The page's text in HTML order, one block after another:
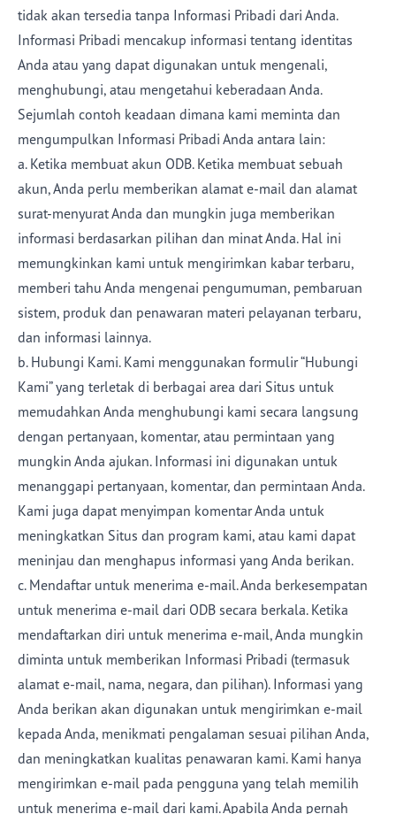
tidak akan tersedia tanpa Informasi Pribadi dari Anda.
Informasi Pribadi mencakup informasi tentang identitas
Anda atau yang dapat digunakan untuk mengenali,
menghubungi, atau mengetahui keberadaan Anda.
Sejumlah contoh keadaan dimana kami meminta dan
mengumpulkan Informasi Pribadi Anda antara lain:
a. Ketika membuat akun ODB. Ketika membuat sebuah
akun, Anda perlu memberikan alamat e-mail dan alamat
surat-menyurat Anda dan mungkin juga memberikan
informasi berdasarkan pilihan dan minat Anda. Hal ini
memungkinkan kami untuk mengirimkan kabar terbaru,
memberi tahu Anda mengenai pengumuman, pembaruan
sistem, produk dan penawaran materi pelayanan terbaru,
dan informasi lainnya.
b. Hubungi Kami. Kami menggunakan formulir “Hubungi
Kami” yang terletak di berbagai area dari Situs untuk
memudahkan Anda menghubungi kami secara langsung
dengan pertanyaan, komentar, atau permintaan yang
mungkin Anda ajukan. Informasi ini digunakan untuk
menanggapi pertanyaan, komentar, dan permintaan Anda.
Kami juga dapat menyimpan komentar Anda untuk
meningkatkan Situs dan program kami, atau kami dapat
meninjau dan menghapus informasi yang Anda berikan.
c. Mendaftar untuk menerima e-mail. Anda berkesempatan
untuk menerima e-mail dari ODB secara berkala. Ketika
mendaftarkan diri untuk menerima e-mail, Anda mungkin
diminta untuk memberikan Informasi Pribadi (termasuk
alamat e-mail, nama, negara, dan pilihan). Informasi yang
Anda berikan akan digunakan untuk mengirimkan e-mail
kepada Anda, menikmati pengalaman sesuai pilihan Anda,
dan meningkatkan kualitas penawaran kami. Kami hanya
mengirimkan e-mail pada pengguna yang telah memilih
untuk menerima e-mail dari kami. Apabila Anda pernah